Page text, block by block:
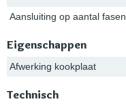
Aansluiting op aantal fasen
Eigenschappen
Afwerking kookplaat
Technisch